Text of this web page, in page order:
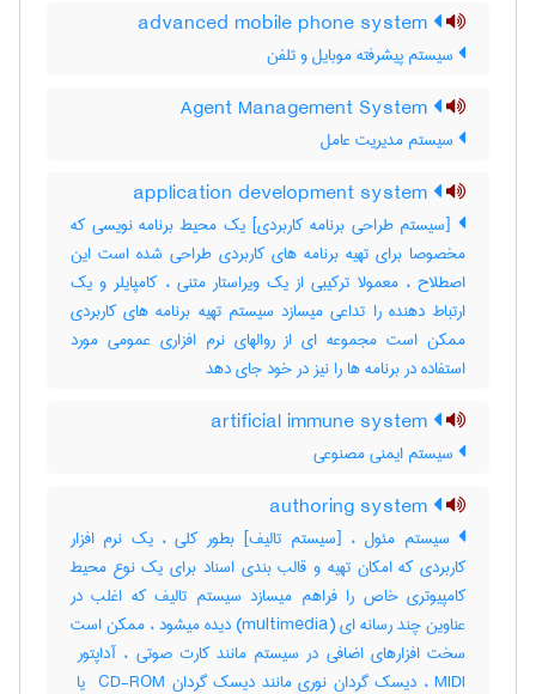
سیستم پیشرفته موبایل و تلفن
سیستم مدیریت عامل
[سیستم طراحی برنامه کاربردی] یک محیط برنامه نویسی که
مخصوصا برای تهیه برنامه های کاربردی طراحی شده است این
اصطلاح ، معمولا ترکیبی از یک ویراستار متنی ، کامپایلر و یک
ارتباط دهنده را تداعی میسازد سیستم تهیه برنامه های کاربردی
ممکن است مجموعه ای از روالهای نرم افزاری عمومی مورد
استفاده در برنامه ها را نیز در خود جای دهد
سیستم ایمنی مصنوعی
سیستم مئول ، [سیستم تالیف] بطور کلی ، یک نرم افزار
کاربردی که امکان تهیه و قالب بندی اسناد برای یک نوع محیط
کامپیوتری خاص را فراهم میسازد سیستم تالیف که اغلب در
عناوین چند رسانه ای (‎multimedia) دیده میشود ، ممکن است